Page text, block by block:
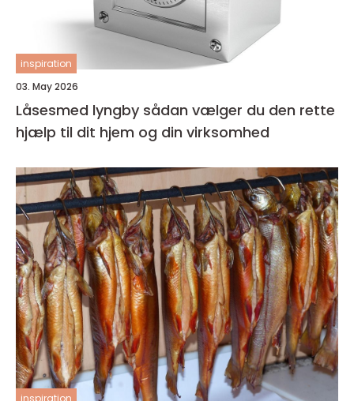
inspiration
03. May 2026
Låsesmed lyngby sådan vælger du den rette
hjælp til dit hjem og din virksomhed
inspiration